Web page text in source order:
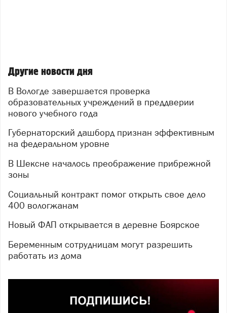
Другие новости дня
В Вологде завершается проверка
образовательных учреждений в преддверии
нового учебного года
Губернаторский дашборд признан эффективным
на федеральном уровне
В Шексне началось преображение прибрежной
зоны
Социальный контракт помог открыть свое дело
400 вологжанам
Новый ФАП открывается в деревне Боярское
Беременным сотрудницам могут разрешить
работать из дома